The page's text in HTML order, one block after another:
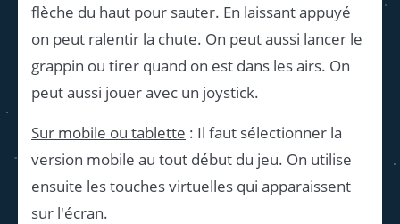
flèche du haut pour sauter. En laissant appuyé
on peut ralentir la chute. On peut aussi lancer le
grappin ou tirer quand on est dans les airs. On
peut aussi jouer avec un joystick.
Sur mobile ou tablette : Il faut sélectionner la
version mobile au tout début du jeu. On utilise
ensuite les touches virtuelles qui apparaissent
sur l'écran.